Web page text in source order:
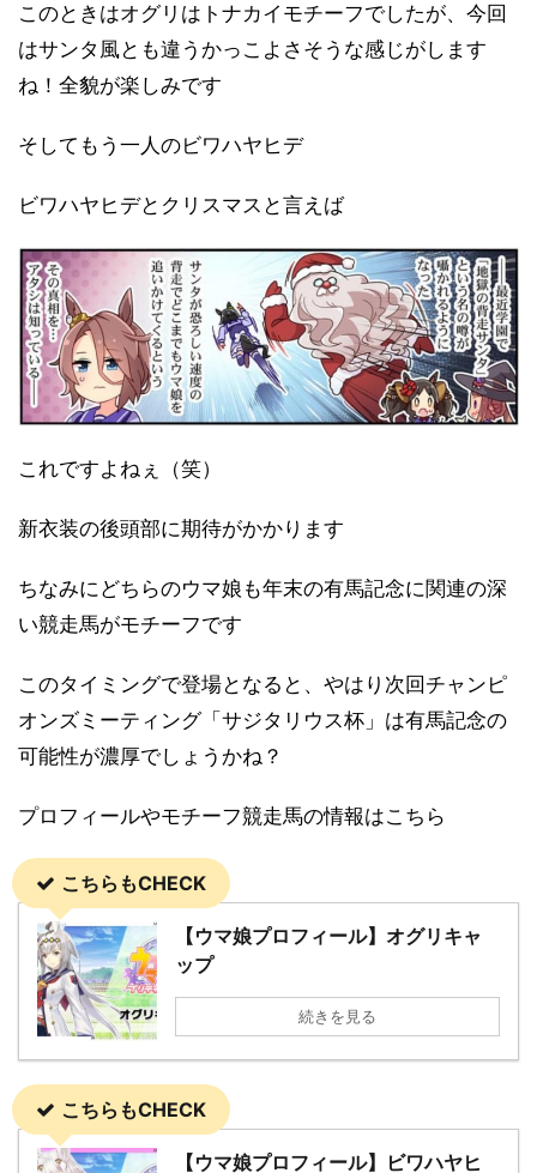
このときはオグリはトナカイモチーフでしたが、今回
はサンタ風とも違うかっこよさそうな感じがします
ね！全貌が楽しみです
そしてもう一人のビワハヤヒデ
ビワハヤヒデとクリスマスと言えば
これですよねぇ（笑）
新衣装の後頭部に期待がかかります
ちなみにどちらのウマ娘も年末の有馬記念に関連の深
い競走馬がモチーフです
このタイミングで登場となると、やはり次回チャンピ
オンズミーティング「サジタリウス杯」は有馬記念の
可能性が濃厚でしょうかね？
プロフィールやモチーフ競走馬の情報はこちら
こちらもCHECK
【ウマ娘プロフィール】オグリキャ
ップ
続きを見る
こちらもCHECK
【ウマ娘プロフィール】ビワハヤヒ